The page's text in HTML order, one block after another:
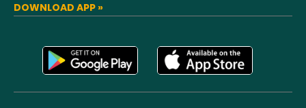
DOWNLOAD APP »